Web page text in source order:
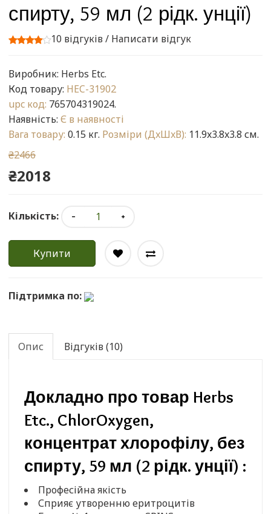
спирту, 59 мл (2 рідк. унції)
10 відгуків/ Написати відгук
Виробник: Herbs Etc.
Код товару: HEC-31902
upc код: 765704319024.
Наявність: Є в наявності
Вага товару: 0.15 кг. Розміри (ДxШxВ): 11.9x3.8x3.8 см.
₴2466
₴2018
Кількість:
Купити
Підтримка по:
Опис Відгуків (10)
Докладно про товар Herbs
Etc., ChlorOxygen,
концентрат хлорофілу, без
спирту, 59 мл (2 рідк. унції) :
Професійна якість
Сприяє утворенню еритроцитів